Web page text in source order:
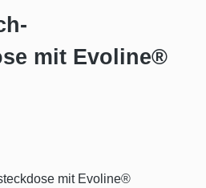
mit Evoline®